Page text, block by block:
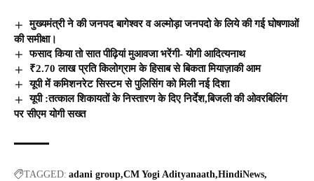
मुख्यमंत्री ने की जनपद बागेश्वर व अल्मोड़ा जनपदो के लिये की गई घोषणाओं
की समीक्षा।
फसाद किया तो सात पीढ़ियां मुआवजा भरेंगी- योगी आदित्यनाथ
₹2.70 लाख प्रति किलोग्राम के हिसाब से बिकता मियाज़ाकी आम
यूपी में कमिशनरेट सिस्टम से पुलिसिंग को मिली नई दिशा
यूपी :तत्काल शिकायतों के निस्तारण के दिए निर्देश,बिजली की ओवरबिलिंग
पर सीएम योगी सख्त
TAGGED: adani group CM Yogi Adityanaath HindiNews